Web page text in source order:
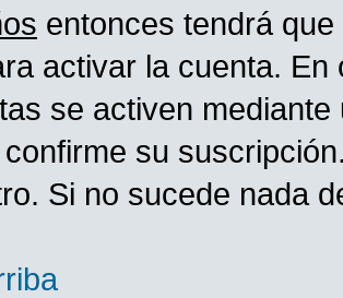
entonces tendrá
activar la cuenta.
se activen
su
Si no sucede nada